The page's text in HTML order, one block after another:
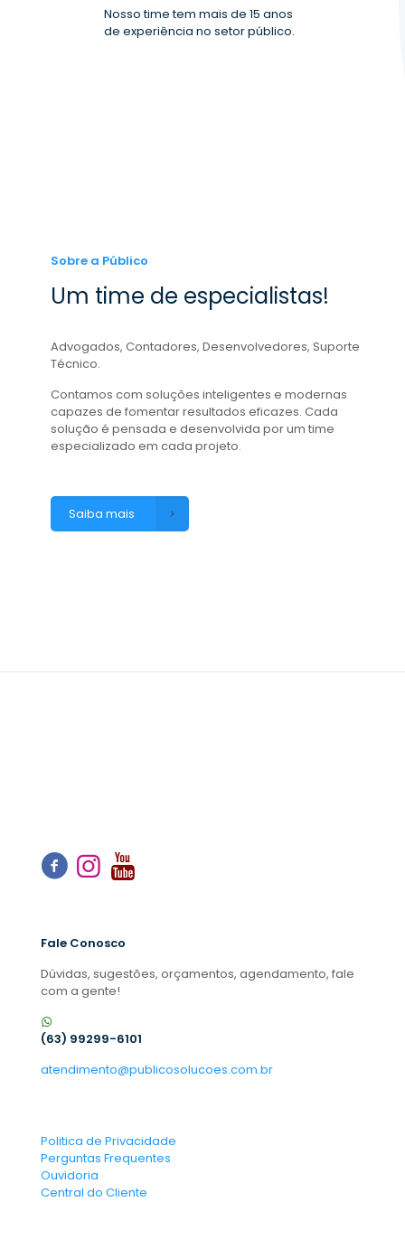
Nosso time tem mais de 15 anos
de experiência no setor público.
Sobre a Público
Um time de especialistas!
Advogados, Contadores, Desenvolvedores, Suporte
Técnico.
Contamos com soluções inteligentes e modernas
capazes de fomentar resultados eficazes. Cada
solução é pensada e desenvolvida por um time
especializado em cada projeto.
Saiba mais
Fale Conosco
Dúvidas, sugestões, orçamentos, agendamento, fale
com a gente!
(63) 99299-6101
atendimento@publicosolucoes.com.br
Politica de Privacidade
Perguntas Frequentes
Ouvidoria
Central do Cliente